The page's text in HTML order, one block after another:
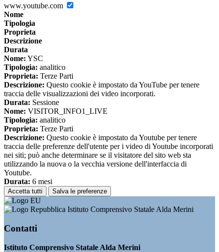
www.youtube.com
Nome
Tipologia
Proprieta
Descrizione
Durata
Nome: YSC
Tipologia: analitico
Proprieta: Terze Parti
Descrizione: Questo cookie è impostato da YouTube per tenere
traccia delle visualizzazioni dei video incorporati.
Durata: Sessione
Nome: VISITOR_INFO1_LIVE
Tipologia: analitico
Proprieta: Terze Parti
Descrizione: Questo cookie è impostato da Youtube per tenere
traccia delle preferenze dell'utente per i video di Youtube incorporati
nei siti; può anche determinare se il visitatore del sito web sta
utilizzando la nuova o la vecchia versione dell'interfaccia di
Youtube.
Durata: 6 mesi
Accetta tutti Salva le preferenze
Istituto Comprensivo Statale Alda Merini
Contatti
Istituto Comprensivo Statale Alda Merini